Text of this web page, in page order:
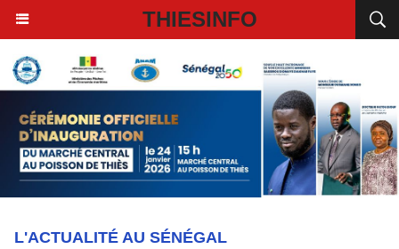
THIESINFO
L'ACTUALITÉ AU SÉNÉGAL